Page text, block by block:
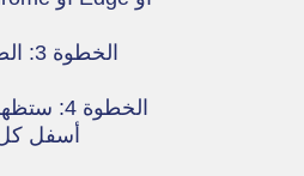
الخطوة